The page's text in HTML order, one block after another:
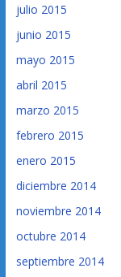
julio 2015
junio 2015
mayo 2015
abril 2015
marzo 2015
febrero 2015
enero 2015
diciembre 2014
noviembre 2014
octubre 2014
septiembre 2014